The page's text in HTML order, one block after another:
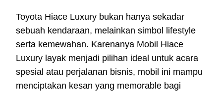
Toyota Hiace Luxury bukan hanya sekadar
sebuah kendaraan, melainkan simbol lifestyle
serta kemewahan. Karenanya Mobil Hiace
Luxury layak menjadi pilihan ideal untuk acara
spesial atau perjalanan bisnis, mobil ini mampu
menciptakan kesan yang memorable bagi